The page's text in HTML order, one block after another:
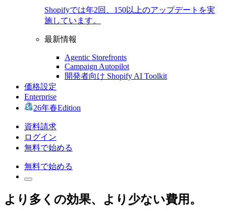
Shopifyでは年2回、150以上のアップデートを実
施しています。
最新情報
Agentic Storefronts
Campaign Autopilot
開発者向け Shopify AI Toolkit
価格設定
Enterprise
26年春Edition
資料請求
ログイン
無料で始める
無料で始める
より多くの効果、より少ない費用。